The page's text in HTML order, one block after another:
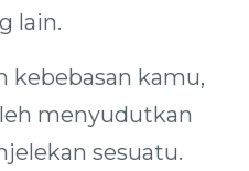
lain.
kebebasan kamu,
menyudutkan
sesuatu.